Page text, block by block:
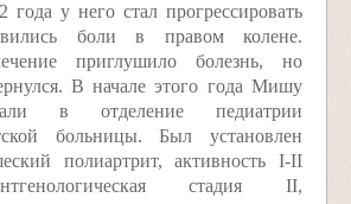
года у него стал прогрессировать
боли в правом колене.
приглушило болезнь, но
В начале этого года Мишу
в отделение педиатрии
больницы. Был установлен
полиартрит, активность I-II
стадия II,